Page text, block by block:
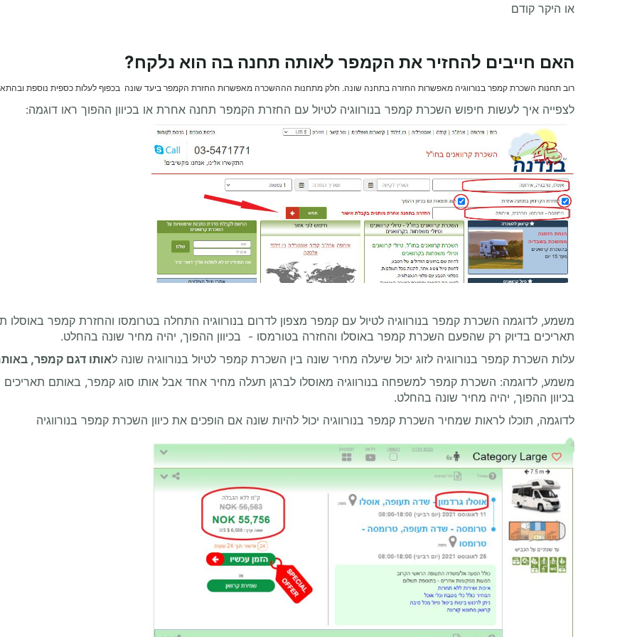
או היקר קודם
האם חייבים להחזיר את הקמפר לאותה תחנה בה הוא נלקח?
רוב תחנות השכרת קמפר בנורווגיה מאפשרות החזרה בתחנה שונה. חלק מתחנות הההשכרה מאפשרות החזרת הקמפר ביעד שונה בכפוף לעלות כספית נוספת
לצפייה איך לעשות חיפוש השכרת קמפר בנורווגיה לטיול עם החזרת הקמפר תחנה אחרת או בכיוון ההפוך ראו דוגמה:
משמע, לדוגמה השכרת קמפר בנורווגיה לטיול עם קמפר מצפון לדרום בנורווגיה התחלה בטרומסו והחזרת קמפר
תאריכים בדיוק רק שהפעם השכרת קמפר באוסלו והחזרה בטורמסו - בכיוון ההפוך, יהיה מחיר שונה בהחלט.
עלות השכרת קמפר בנורווגיה לזוג יכול שיעלה מחיר שונה בין השכרת קמפר לטיול בנורווגיה שונה לאותו דגם קמפר,
משמע, לדוגמה: השכרת קמפר למשפחה בנורווגיה מאוסלו לברגן תעלה מחיר אחד אבל אותו סוג קמפר, באותם
בכיוון ההפוך, יהיה מחיר שונה בהחלט.
לדוגמה, תוכלו לראות שמחיר השכרת קמפר בנורווגיה יכול להיות שונה אם הופכים את כיוון השכרת קמפר בנורווגיה